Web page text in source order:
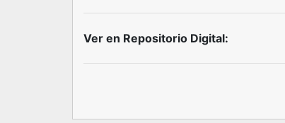
Ver en Repositorio Digital: